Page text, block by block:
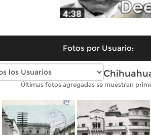
Fotos por Usuario:
Fotos antiguas de
Últimas fotos agregadas se muestran